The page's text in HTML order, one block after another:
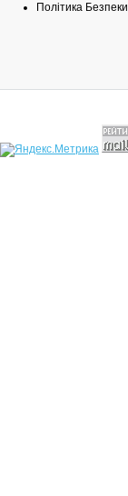
Політика Безпеки